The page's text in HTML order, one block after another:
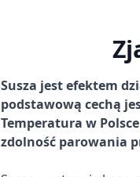
Susza jest efektem
podstawową cechą
Temperatura w
zdolność parowania